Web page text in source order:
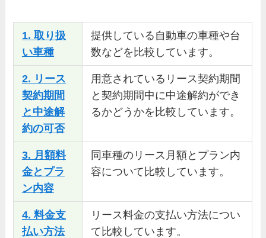
1. 取り扱
い車種
提供している自動車の車種や台
数などを比較しています。
2. リース
契約期間
と中途解
約の可否
用意されているリース契約期間
と契約期間中に中途解約ができ
るかどうかを比較しています。
3. 月額料
金とプラ
ン内容
同車種のリース月額とプラン内
容について比較しています。
4. 料金支
払い方法
リース料金の支払い方法につい
て比較しています。